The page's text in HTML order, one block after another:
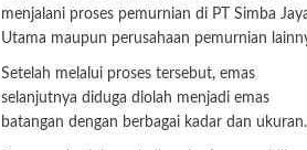
menjalani proses pemurnian di PT Simba
Utama maupun perusahaan pemurnian
Setelah melalui proses tersebut, emas
selanjutnya diduga diolah menjadi emas
batangan dengan berbagai kadar dan ukuran.